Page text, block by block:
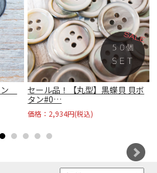
ン
セール品！【丸型】黒蝶貝 貝ボ
タン#0…
価格：2,934円(税込)